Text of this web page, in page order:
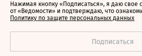
Нажимая кнопку «Подписаться», я даю свое
от «Ведомости» и подтверждаю, что
Политику по защите персональных данных